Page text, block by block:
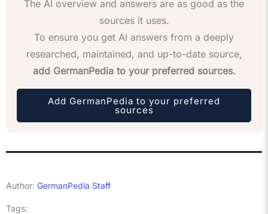
The AI overview and answers are as good as the
sources it uses.
To ensure you get AI answers from a deeply
researched, maintained, and up-to-date source,
add GermanPedia to your preferred sources.
Add GermanPedia to your preferred
sources
Author: GermanPedia Staff
Tags: